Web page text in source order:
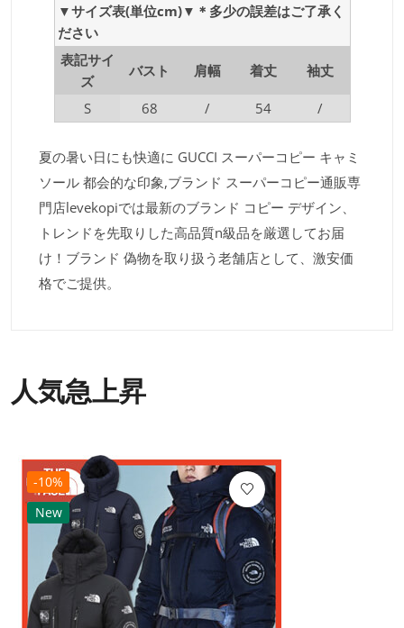
▼サイズ表(単位cm)▼＊多少の誤差はご了承く
ださい
表記サイ
ズ
バスト 肩幅 着丈 袖丈
S 68 / 54 /
夏の暑い日にも快適に GUCCI スーパーコピー キャミ
ソール 都会的な印象,ブランド スーパーコピー通販専
門店levekopiでは最新のブランド コピー デザイン、
トレンドを先取りした高品質n級品を厳選してお届
け！ブランド 偽物を取り扱う老舗店として、激安価
格でご提供。
人気急上昇
-10%
New